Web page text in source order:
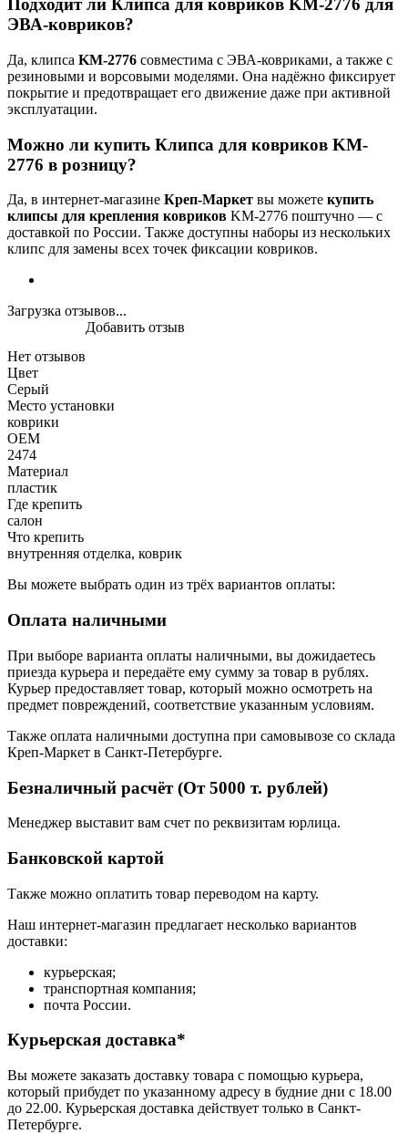
Подходит ли Клипса для ковриков KM-2776 для
ЭВА-ковриков?
Да, клипса KM-2776 совместима с ЭВА-ковриками, а также с
резиновыми и ворсовыми моделями. Она надёжно фиксирует
покрытие и предотвращает его движение даже при активной
эксплуатации.
Можно ли купить Клипса для ковриков KM-
2776 в розницу?
Да, в интернет-магазине Креп-Маркет вы можете купить
клипсы для крепления ковриков KM-2776 поштучно — с
доставкой по России. Также доступны наборы из нескольких
клипс для замены всех точек фиксации ковриков.
Загрузка отзывов...
Нет отзывов
Добавить отзыв
Цвет
Серый
Место установки
коврики
OEM
2474
Материал
пластик
Где крепить
салон
Что крепить
внутренняя отделка, коврик
Вы можете выбрать один из трёх вариантов оплаты:
Оплата наличными
При выборе варианта оплаты наличными, вы дожидаетесь
приезда курьера и передаёте ему сумму за товар в рублях.
Курьер предоставляет товар, который можно осмотреть на
предмет повреждений, соответствие указанным условиям.
Также оплата наличными доступна при самовывозе со склада
Креп-Маркет в Санкт-Петербурге.
Безналичный расчёт (От 5000 т. рублей)
Менеджер выставит вам счет по реквизитам юрлица.
Банковской картой
Также можно оплатить товар переводом на карту.
Наш интернет-магазин предлагает несколько вариантов
доставки:
курьерская;
транспортная компания;
почта России.
Курьерская доставка*
Вы можете заказать доставку товара с помощью курьера,
который прибудет по указанному адресу в будние дни с 18.00
до 22.00. Курьерская доставка действует только в Санкт-
Петербурге.